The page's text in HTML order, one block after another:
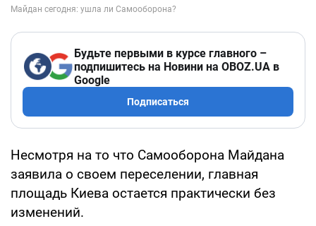
Будьте первыми в курсе главного –
подпишитесь на Новини на OBOZ.UA в
Google
Подписаться
Несмотря на то что Самооборона Майдана
заявила о своем переселении, главная
площадь Киева остается практически без
изменений.